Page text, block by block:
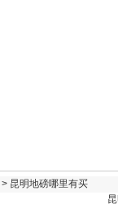
> 昆明地磅哪里有买